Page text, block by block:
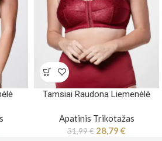
Tamsiai Raudona Liemenėlė
Apatinis Trikotažas
31,99€ 28,79 €